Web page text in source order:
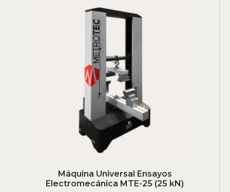
Máquina Universal Ensayos
Electromecánica MTE-25 (25 kN)